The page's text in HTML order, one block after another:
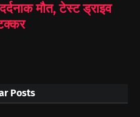
मौत, टेस्ट ड्राइव
Posts